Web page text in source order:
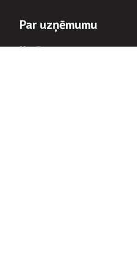
Par uzņēmumu
Uzņēmums